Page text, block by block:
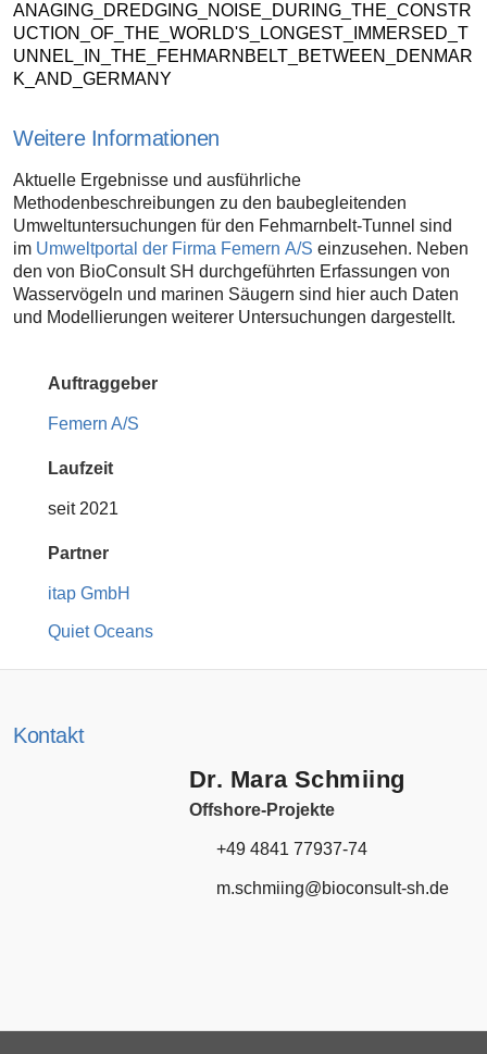
ANAGING_DREDGING_NOISE_DURING_THE_CONSTR
UCTION_OF_THE_WORLD'S_LONGEST_IMMERSED_T
UNNEL_IN_THE_FEHMARNBELT_BETWEEN_DENMAR
K_AND_GERMANY
Weitere Informationen
Aktuelle Ergebnisse und ausführliche
Methodenbeschreibungen zu den baubegleitenden
Umweltuntersuchungen für den Fehmarnbelt-Tunnel sind
im Umweltportal der Firma Femern A/S einzusehen. Neben
den von BioConsult SH durchgeführten Erfassungen von
Wasservögeln und marinen Säugern sind hier auch Daten
und Modellierungen weiterer Untersuchungen dargestellt.
Auftraggeber
Femern A/S
Laufzeit
seit 2021
Partner
itap GmbH
Quiet Oceans
Kontakt
Dr. Mara Schmiing
Offshore-Projekte
+49 4841 77937-74
m.schmiing@bioconsult-sh.de